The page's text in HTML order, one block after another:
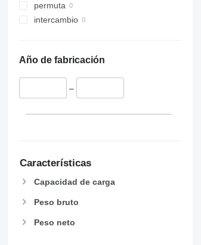
permuta
intercambio
Año de fabricación
–
Características
Capacidad de carga
Peso bruto
Peso neto